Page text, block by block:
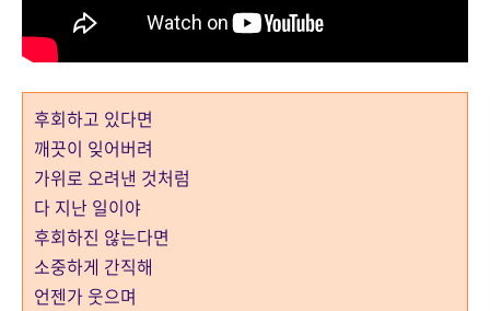
후회하고 있다면
깨끗이 잊어버려
가위로 오려낸 것처럼
다 지난 일이야
후회하진 않는다면
소중하게 간직해
언젠가 웃으며